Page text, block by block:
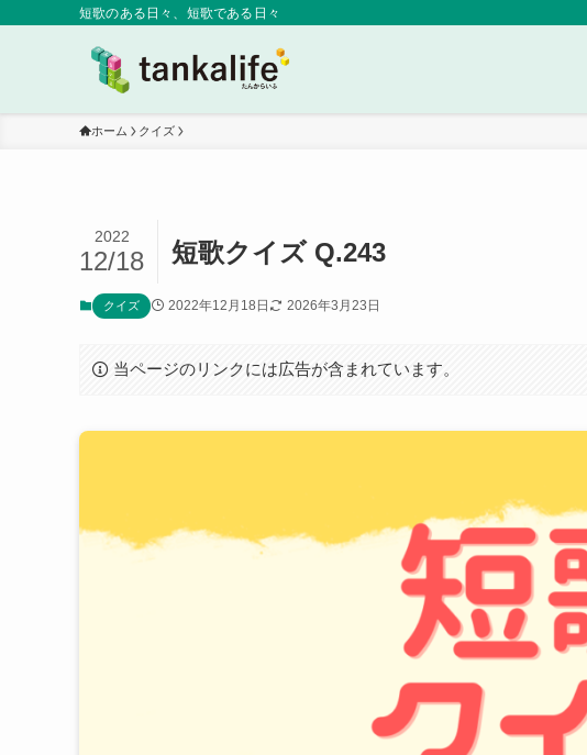
短歌のある日々、短歌である日々
ホーム クイズ
短歌クイズ Q.243
2022
12/18
クイズ 2022年12月18日 2026年3月23日
当ページのリンクには広告が含まれています。